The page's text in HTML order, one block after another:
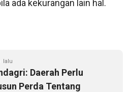
ada kekurangan lain hal.
lalu
Daerah Perlu
Perda Tentang